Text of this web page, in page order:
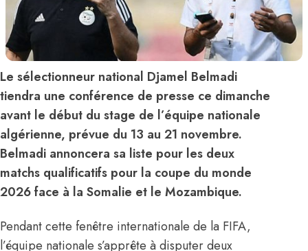
Le sélectionneur national Djamel Belmadi
tiendra une conférence de presse ce dimanche
avant le début du stage de l’équipe nationale
algérienne, prévue du 13 au 21 novembre.
Belmadi annoncera sa liste pour les deux
matchs qualificatifs pour la coupe du monde
2026 face à la Somalie et le Mozambique.
Pendant cette fenêtre internationale de la FIFA,
l’équipe nationale s’apprête à disputer deux